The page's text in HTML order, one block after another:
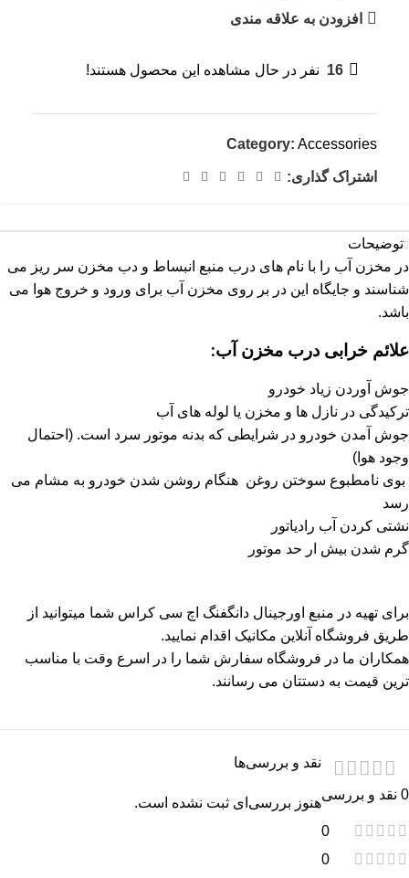
افزودن به علاقه مندی
16 نفر در حال مشاهده این محصول هستند!
Category: Accessories
اشتراک گذاری:
توضیحات
در مخزن آب را با نام های درب منبع انبساط و دب مخزن سر ریز می
شناسند و جایگاه این در بر روی مخزن آب برای ورود و خروج هوا می
باشد.
علائم خرابی درب مخزن آب:
جوش آوردن زیاد خودرو
ترکیدگی در نازل ها و مخزن یا لوله های آب
جوش آمدن خودرو در شرایطی که بدنه موتور سرد است. (احتمال
وجود هوا)
بوی نامطبوع سوختن روغن هنگام روشن شدن خودرو به مشام می
رسد
نشتی کردن آب رادیاتور
گرم شدن بیش ار حد موتور
برای تهیه در منبع اورجینال دانگفنگ اچ سی کراس شما میتوانید از
طریق فروشگاه آنلاین مکانیک اقدام نمایید.
همکاران ما در فروشگاه سفارش شما را در اسرع وقت با مناسب‌
ترین قیمت به دستتان می‌ رسانند.
0 نقد و بررسی
0
0
نقد و بررسی‌ها
هنوز بررسی‌ای ثبت نشده است.